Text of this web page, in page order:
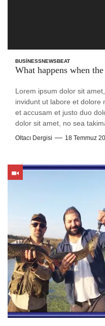
BUSINESSNEWSBEAT
What happens when
Lorem ipsum dolor sit
invidunt ut labore et dolore
et accusam et justo duo dolores et
dolor sit amet, no sea takimata sanctus est Lorem ipsum
dolor sit amet. Stet clita kasd gubergren, no sea takimata
Oltacı Dergisi 18 Temmuz